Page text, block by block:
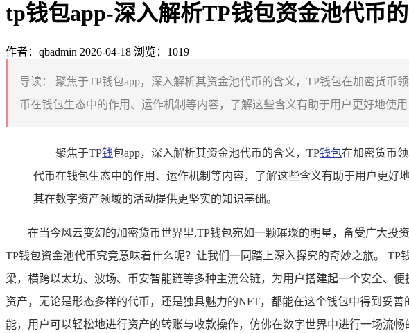
tp钱包app-深入解析TP钱包资金池代币
作者：qbadmin 2026-04-18 浏览：1019
导读：
聚焦于TP钱包app，深入解析其资金池代币的含义，TP钱包在加密货
币在钱包生态中的作用、运作机制等内容，了解这些含义有助于用户更好地使
聚焦于TP钱包app，深入解析其资金池代币的含义，TP钱包在加密货币
代币在钱包生态中的作用、运作机制等内容，了解这些含义有助于用户更
其在数字资产领域的活动提供更坚实的知识基础。
在当今风云变幻的加密货币世界里,TP钱包宛如一颗璀璨的明星，备受广大投
TP钱包资金池代币究竟意味着什么呢？让我们一同踏上深入探究的奇妙之旅。
梁，横跨以太坊、波场、币安智能链等多种主流公链，为用户搭建起一个安全、
资产，无论是形态多样的代币，还是独具魅力的NFT，都能在这个钱包中得到妥
能，用户可以轻松地进行资产的转账与收款操作，仿佛在数字世界中进行一场流